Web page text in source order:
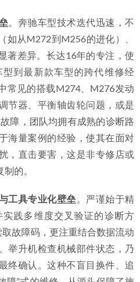
。奔驰车型技术迭代迅速，不
如从M272到M256的进化）、
著差异。长达16年的专注，使
到最新款车型的跨代维修经
常见的搭载M274、M276发动
节器、平衡轴齿轮问题，或是
障，团队均拥有成熟的诊断路
海量案例的经验，使其在面对
，直击要害，这是非专修店或
的。
工具专业化壁垒。严谨始于精
践多维度交叉验证的诊断方
故障码，更注重结合数据流动
举升机检查机械部件状态，乃
终确认。这种不盲目换件、追